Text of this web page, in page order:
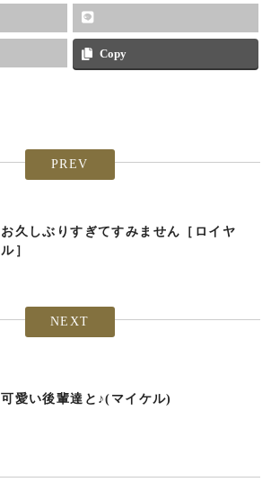
Copy
PREV
お久しぶりすぎてすみません［ロイヤ
ル］
NEXT
可愛い後輩達と♪(マイケル)